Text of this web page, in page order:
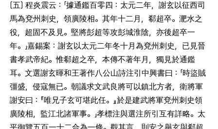
〔五〕 程炎震云：「據通鑑百零四：太元二年，謝玄以征西司
馬為兗州刺史，領廣陵相。其年十二月，郗超卒。淝水之
役，超固不及見。堅將彭超等攻彭城淮陰，亦後超卒一
年。」嘉錫案：謝玄以太元二年冬十月為兗州刺史，已見晉
書孝武帝紀。惟郗超之卒，本傳不著年月，獨見於通鑑
耳。文選謝玄暉和王著作八公山詩注引中興書曰：「時盜賊
彊盛，侵寇無已。朝議求文武良將可以鎮北方者，衛將軍
謝安曰：『唯兄子玄可堪此任。』於是建武將軍兗州刺史領
廣陵相，監江北諸軍事。」孝標注與選注所引互有詳略。太